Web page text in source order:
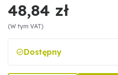
48,84 zł
(W tym VAT)
Dostępny